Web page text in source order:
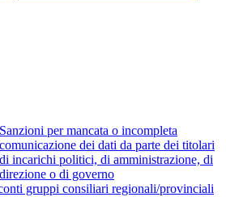
Sanzioni per mancata o incompleta
comunicazione dei dati da parte dei titolari
di incarichi politici, di amministrazione, di
direzione o di governo
gruppi consiliari regionali/provinciali